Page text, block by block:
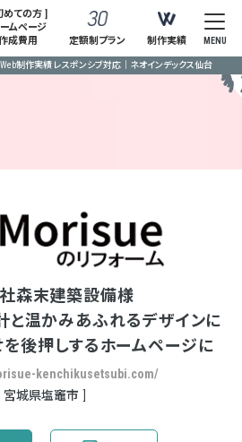
めての方 ]
ムページ
成費用
定額制プラン 制作実績 MENU
制作実績 レスポンシブ対応｜ネオインデックス仙台
森末建築設備様
と温かみあふれるデザインに
を後押しするホームページに
kenchikusetsubi.com/
宮城県塩竈市